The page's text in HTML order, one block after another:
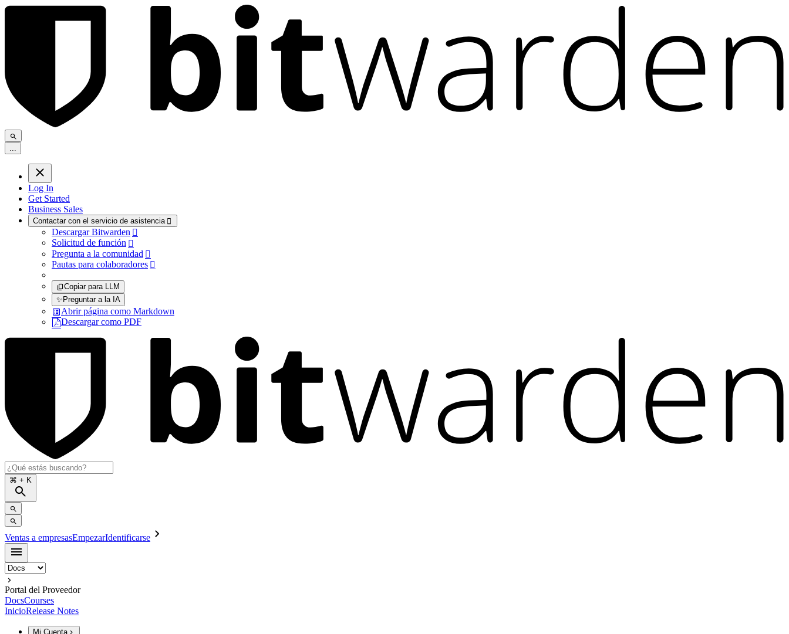
Log In
Get Started
Business Sales
Contactar con el servicio de asistencia 
Descargar Bitwarden 
Solicitud de función 
Pregunta a la comunidad 
Pautas para colaboradores 
Copiar para LLM
✨Preguntar a la IA
Abrir página como Markdown
Descargar como PDF
⌘ + K
Ventas a empresasEmpezarIdentificarse
Portal del Proveedor
DocsCourses
InicioRelease Notes
Mi Cuenta